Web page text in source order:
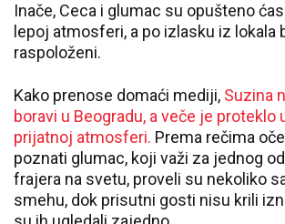
Inače, Ceca i glumac su opušteno
lepoj atmosferi, a po izlasku iz lokala
raspoloženi.
Kako prenose domaći mediji, Suzina
boravi u Beogradu, a veče je proteklo
prijatnoj atmosferi. Prema rečima
poznati glumac, koji važi za jednog
frajera na svetu, proveli su nekoliko
smehu, dok prisutni gosti nisu krili